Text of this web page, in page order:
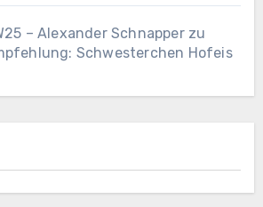
– Alexander Schnapperzu
Schwesterchen Hofeis